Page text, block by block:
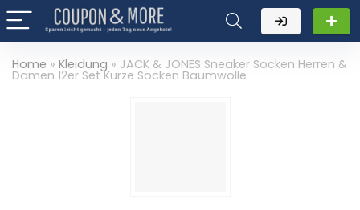
Home » Kleidung » JACK & JONES Sneaker Socken Herren &
Damen 12er Set Kurze Socken Baumwolle